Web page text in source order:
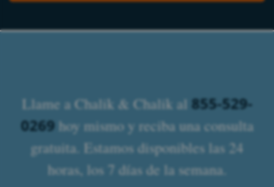
Llame a Chalik & Chalik al 855-529-
0269hoy mismo y reciba una consulta
gratuita. Estamos disponibles las 24
horas, los 7 días de la semana.